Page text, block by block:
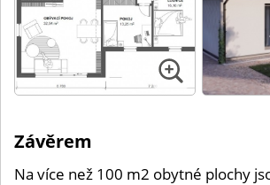
Závěrem
Na více než 100 m2 obytné plochy